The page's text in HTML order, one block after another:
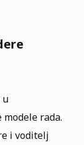
u
rada.
i voditelj